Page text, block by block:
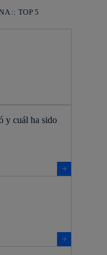
:: TOP 5
y cuál ha sido